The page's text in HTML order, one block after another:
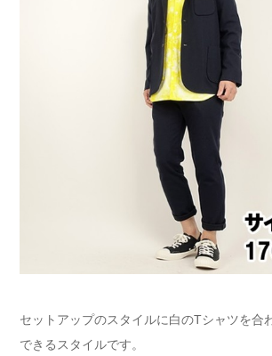
セットアップのスタイルに白のTシャツを合
できるスタイルです。